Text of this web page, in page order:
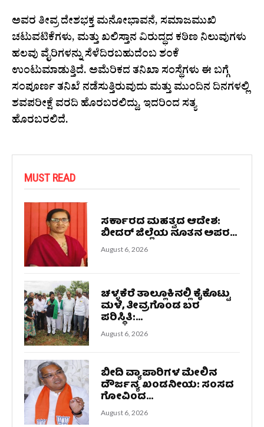
ಅವರ ತೀವ್ರ ದೇಶಭಕ್ತ ಮನೋಭಾವನೆ, ಸಮಾಜಮುಖಿ
ಚಟುವಟಿಕೆಗಳು, ಮತ್ತು ಖಲಿಸ್ತಾನ ವಿರುದ್ಧದ ಕಠಿಣ ನಿಲುವುಗಳು
ಹಲವು ವೈರಿಗಳನ್ನು ಸೆಳೆದಿರಬಹುದೆಂಬ ಶಂಕೆ
ಉಂಟುಮಾಡುತ್ತಿದೆ. ಅಮೆರಿಕದ ತನಿಖಾ ಸಂಸ್ಥೆಗಳು ಈ ಬಗ್ಗೆ
ಸಂಪೂರ್ಣ ತನಿಖೆ ನಡೆಸುತ್ತಿರುವುದು ಮತ್ತು ಮುಂದಿನ ದಿನಗಳಲ್ಲಿ
ಶವಪರೀಕ್ಷೆ ವರದಿ ಹೊರಬರಲಿದ್ದು, ಇದರಿಂದ ಸತ್ಯ
ಹೊರಬರಲಿದೆ.
MUST READ
ಸರ್ಕಾರದ ಮಹತ್ವದ ಆದೇಶ:
ಬೀದರ್ ಜಿಲ್ಲೆಯ ನೂತನ ಅಪರ...
August 6, 2026
ಚಳ್ಳಕೆರೆ ತಾಲ್ಲೂಕಿನಲ್ಲಿ ಕೈಕೊಟ್ಟು
ಮಳೆ, ತೀವ್ರಗೊಂಡ ಬರ
ಪರಿಸ್ಥಿತಿ:...
August 6, 2026
ಬೀದಿ ವ್ಯಾಪಾರಿಗಳ ಮೇಲಿನ
ದೌರ್ಜನ್ಯ ಖಂಡನೀಯ: ಸಂಸದ
ಗೋವಿಂದ...
August 6, 2026